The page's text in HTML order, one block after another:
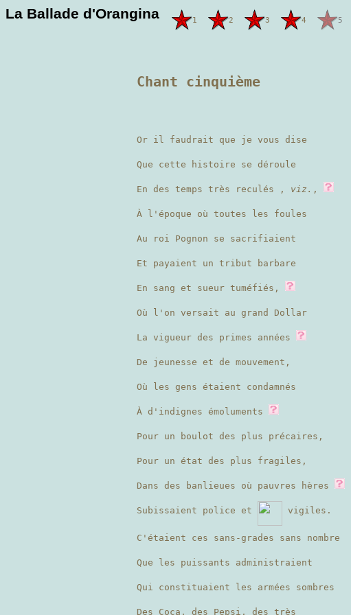
La Ballade d'Orangina 1 2 3 4 5
Chant cinquième
Or il faudrait que je vous dise
Que cette histoire se déroule
En des temps très reculés , viz. ,
À l'époque où toutes les foules
Au roi Pognon se sacrifiaient
Et payaient un tribut barbare
En sang et sueur tuméfiés,
Où l'on versait au grand Dollar
La vigueur des primes années
De jeunesse et de mouvement,
Où les gens étaient condamnés
À d'indignes émoluments
Pour un boulot des plus précaires,
Pour un état des plus fragiles,
Dans des banlieues où pauvres hères
Subissaient police et vigiles.
C'étaient ces sans-grades sans nombre
Que les puissants administraient
Qui constituaient les armées sombres
Des Coca, des Pepsi, des très